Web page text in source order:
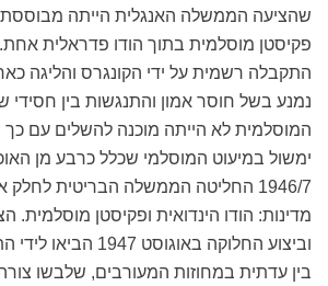
שהציעה הממשלה האנגלית הייתה
פקיסטן מוסלמית בתוך הודו פדראלית
התקבלה רשמית על ידי הקונגרס והליגה
נמנע בשל חוסר אמון והתנגשות בין חסידי
המוסלמית לא הייתה מוכנה להשלים עם כך
ימשול במיעוט המוסלמי שכלל כרבע מן
1946/7 החליטה הממשלה הבריטית
מדינות: הודו הינדואית ופקיסטן
וביצוע החלוקה
בין עדתית במחוזות המעורבים, שלבשו